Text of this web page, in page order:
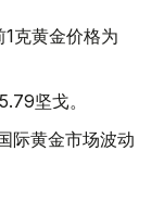
克黄金价格为
坚戈。
际黄金市场波动